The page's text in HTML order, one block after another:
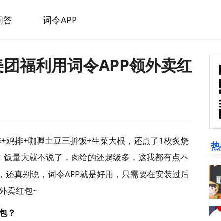
答 词令APP
福利用词令APP领外卖红
鸡排+咖喱土豆三拼饭+生菜大根，还点了1枚炙烧
量大就不说了，肉给的还超级多，这我都有点不
真别说，词令APP就是好用，只需要在安装过后
卖红包~
？